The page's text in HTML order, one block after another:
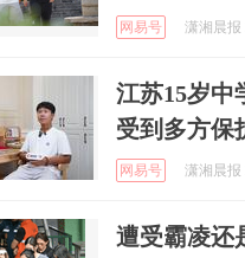
网易号 潇湘晨
江苏15岁中
受到多方保
网易号 潇湘晨
遭受霸凌还